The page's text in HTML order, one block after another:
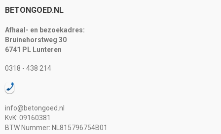
BETONGOED.NL
Afhaal- en bezoekadres:
Bruinehorstweg 30
6741 PL Lunteren
0318 - 438 214
info@betongoed.nl
KvK: 09160381
BTW Nummer: NL815796754B01